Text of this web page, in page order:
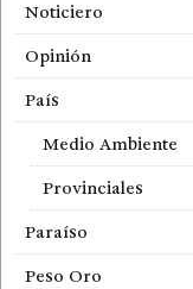
Noticiero
Opinión
País
Medio Ambiente
Provinciales
Paraíso
Peso Oro